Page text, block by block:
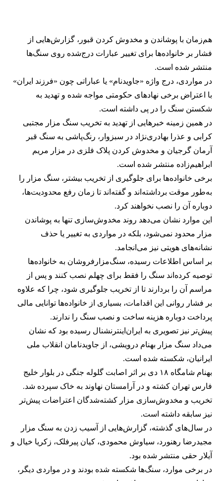
هم‌زمان با پوشاندن و مخدوش کردن قبور، گزارش‌هایی از
فشار بر خانواده‌ها برای تغییر عبارات درج‌شده روی سنگ‌ها
منتشر شده است.
در مواردی، درج واژه «جاویدنام» یا عباراتی چون «فرزند ایران»
با اعتراض برخی نهادهای حکومتی مواجه شده و تهدید به
شکستن سنگ را در پی داشته است.
در همین زمینه خبرهایی از تهدید به تخریب سنگ مزار مجتبی
کرابی و عذرا بهادری‌نژاد در سبزوار، رنگ‌پاشی به سنگ قبر
آرمان گرجیان و مخدوش کردن پلاک فلزی در مزار مریم
ابراهیم‌زاده منتشر شده است.
برخی خانواده‌ها برای جلوگیری از تخریب بیشتر، سنگ مزار را
به‌طور موقت برداشته‌اند و گفته‌اند تا زمان رفع محدودیت‌ها،
دوباره آن را نصب نخواهند کرد.
این موارد نشان می‌دهد روند مخدوش‌سازی تنها به پوشاندن
مزار محدود نمی‌شود، بلکه در مواردی به تغییر یا حذف
نشانه‌های هویتی نیز می‌انجامد.
بر اساس اطلاعات رسیده، سنگ‌مزارفروشان به خانواده‌ها
توصیه کرده‌اند سنگ را فقط برای چهلم نصب کنند و پس از
مراسم آن را بردارند تا از تخریب جلوگیری شود، چرا که علاوه
بر فشار روانی این اقدامات، بسیاری از خانواده‌ها توانایی مالی
پرداخت دوباره هزینه ساخت و نصب سنگ را ندارند.
پیش‌تر نیز تصویری به ایران‌اینترنشنال رسیده بود که نشان
می‌داد سنگ مزار بهنام درویشی، از جاویدنامان انقلاب ملی
ایرانیان، شکسته شده است.
بهنام شامگاه ۱۸ دی بر اثر اصابت گلوله جنگی در بلوار خلیج
فارس تهران کشته و در آرامستان نهاوند به خاک سپرده شد.
تخریب و مخدوش‌سازی مزار کشته‌شدگان اعتراضات پیش‌تر
نیز سابقه داشته است.
در سال‌های گذشته، گزارش‌هایی از آسیب زدن به سنگ مزار
مجیدرضا رهنورد، سیاوش محمودی، کیان پیرفلک، زکریا خیال و
آیلار حقی منتشر شده بود.
در برخی موارد، سنگ‌ها شکسته شده بودند و در مواردی دیگر،